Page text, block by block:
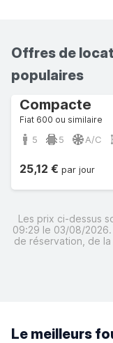
Offres de
populaires
Compacte
Fiat 600 ou similaire
5 5 A/C
25,12 € par jour
Les prix ci-dessus
09:29 le 03/08/
de réservation, de
Le meilleurs